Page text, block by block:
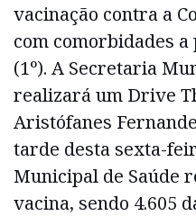
vacinação contra a
com comorbidades
(1º). A Secretaria
realizará um Drive
Aristófanes
tarde desta sexta-
Municipal de Saúde
vacina, sendo 4.605